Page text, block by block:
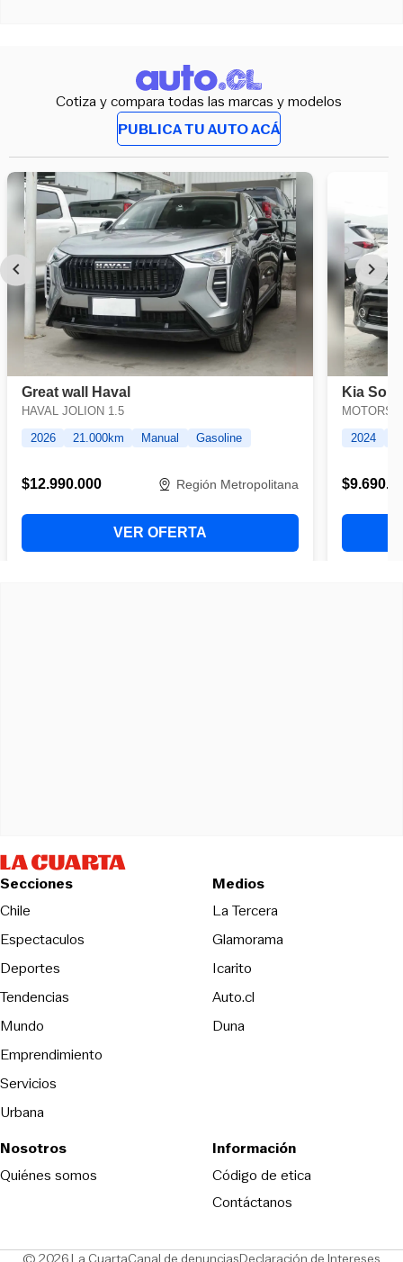
Cotiza y compara todas las marcas y modelos
PUBLICA TU AUTO ACÁ
Secciones
Chile
Espectaculos
Deportes
Tendencias
Mundo
Emprendimiento
Servicios
Urbana
Medios
La TerceraOpens in new
Glamorama
Icarito
Auto.cl
DunaOpens in new window
Nosotros
Quiénes somos
Información
Código de eticaOpens in new
Contáctanos
Opens in new window